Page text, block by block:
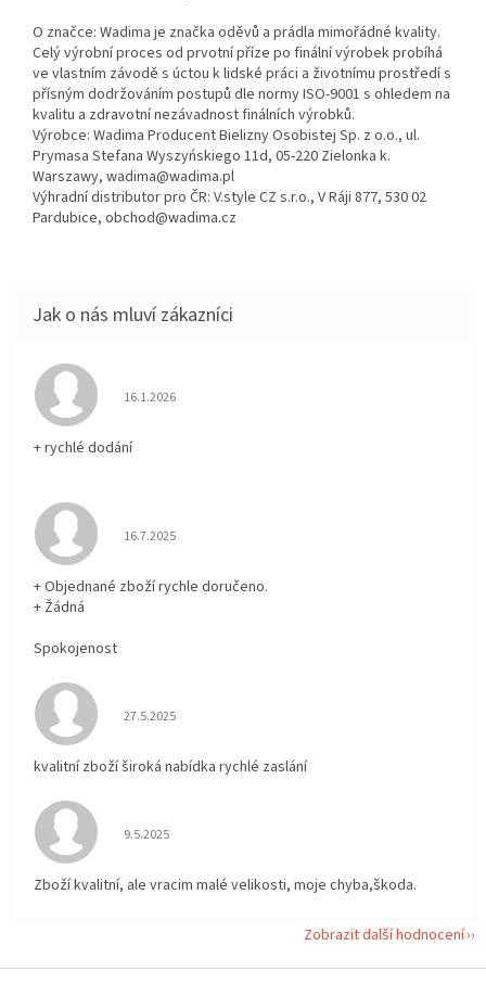
O značce: Wadima je značka oděvů a prádla mimořádné kvality.
Celý výrobní proces od prvotní příze po finální výrobek probíhá
ve vlastním závodě s úctou k lidské práci a životnímu prostředí s
přísným dodržováním postupů dle normy ISO-9001 s ohledem na
kvalitu a zdravotní nezávadnost finálních výrobků.
Výrobce: Wadima Producent Bielizny Osobistej Sp. z o.o., ul.
Prymasa Stefana Wyszyńskiego 11d, 05-220 Zielonka k.
Warszawy, wadima@wadima.pl
Výhradní distributor pro ČR: V.style CZ s.r.o., V Ráji 877, 530 02
Pardubice, obchod@wadima.cz
Hodnocení obchodu je 5 z 5 hvězdiček.
16.1.2026
+ rychlé dodání
Hodnocení obchodu je 5 z 5 hvězdiček.
16.7.2025
+ Objednané zboží rychle doručeno.
+ Žádná
Spokojenost
Hodnocení obchodu je 5 z 5 hvězdiček.
27.5.2025
kvalitní zboží široká nabídka rychlé zaslání
Hodnocení obchodu je 5 z 5 hvězdiček.
9.5.2025
Zboží kvalitní, ale vracim malé velikosti, moje chyba,škoda.
Zobrazit další hodnocení